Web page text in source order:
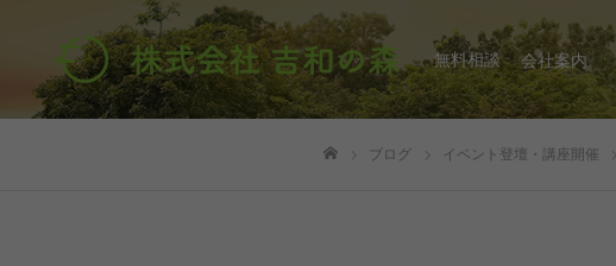
無料相談 会社案内
ブログ イベント登壇・講座開催